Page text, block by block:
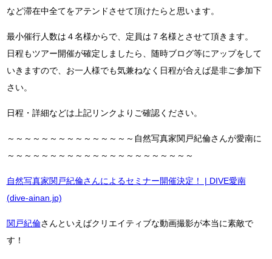
など滞在中全てをアテンドさせて頂けたらと思います。
最小催行人数は４名様からで、定員は７名様とさせて頂きます。
日程もツアー開催が確定しましたら、随時ブログ等にアップをして
いきますので、お一人様でも気兼ねなく日程が合えば是非ご参加下
さい。
日程・詳細などは上記リンクよりご確認ください。
～～～～～～～～～～～～～～～自然写真家関戸紀倫さんが愛南に
～～～～～～～～～～～～～～～～～～～～～～
自然写真家関戸紀倫さんによるセミナー開催決定！ | DIVE愛南
(dive-ainan.jp)
関戸紀倫さんといえばクリエイティブな動画撮影が本当に素敵で
す！